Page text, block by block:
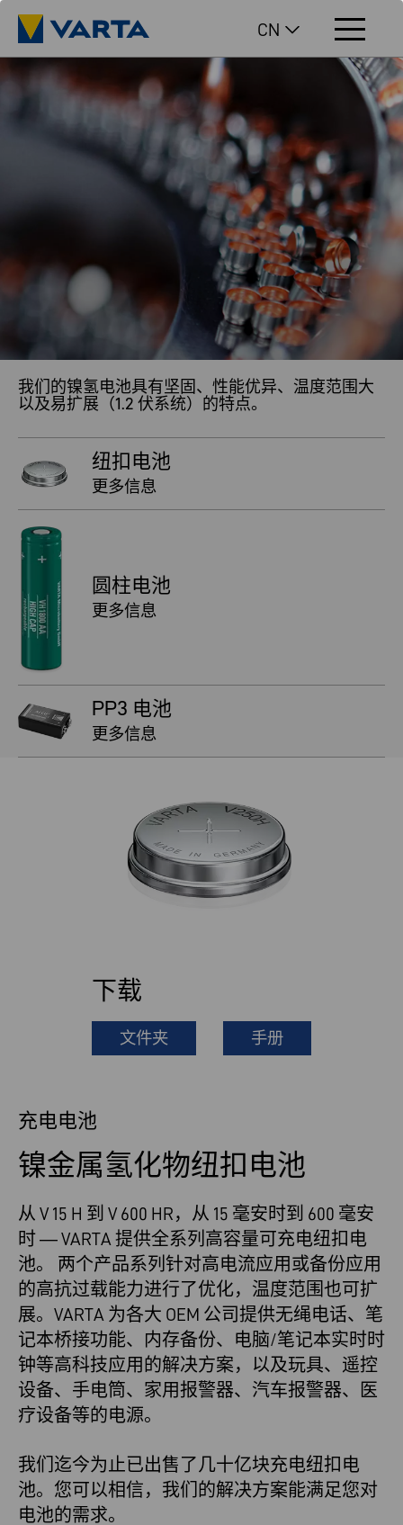
CN
我们的镍氢电池具有坚固、性能优异、温度范围大
以及易扩展（1.2 伏系统）的特点。
纽扣电池
更多信息
圆柱电池
更多信息
PP3 电池
更多信息
充电电池
镍金属氢化物纽扣电池
从 V 15 H 到 V 600 HR，从 15 毫安时到 600 毫安
时 — VARTA 提供全系列高容量可充电纽扣电
池。 两个产品系列针对高电流应用或备份应用
的高抗过载能力进行了优化，温度范围也可扩
展。VARTA 为各大 OEM 公司提供无绳电话、笔
记本桥接功能、内存备份、电脑/笔记本实时时
钟等高科技应用的解决方案，以及玩具、遥控
设备、手电筒、家用报警器、汽车报警器、医
疗设备等的电源。
我们迄今为止已出售了几十亿块充电纽扣电
池。您可以相信，我们的解决方案能满足您对
电池的需求。
下载
文件夹 手册